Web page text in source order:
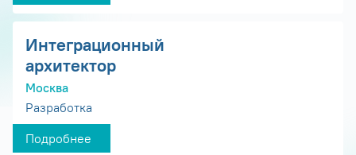
Интеграционный
архитектор
Москва
Разработка
Подробнее